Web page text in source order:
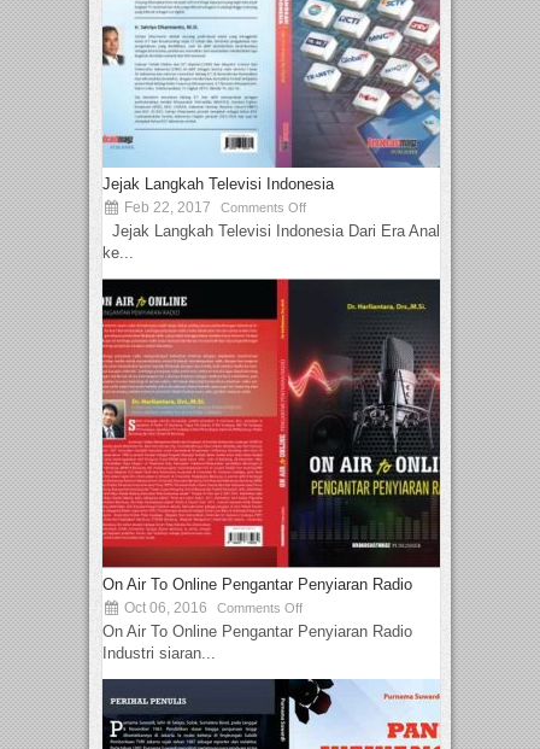
Jejak Langkah Televisi Indonesia
Feb 22, 2017 Comments Off
Jejak Langkah Televisi Indonesia Dari Era Analog
ke...
On Air To Online Pengantar Penyiaran Radio
Oct 06, 2016 Comments Off
On Air To Online Pengantar Penyiaran Radio
Industri siaran...